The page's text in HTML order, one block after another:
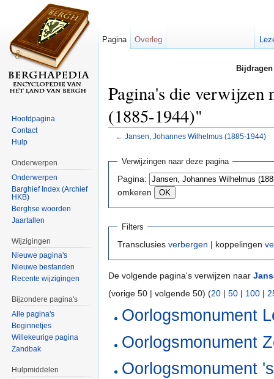
Pagina's die verwijzen
(1885-1944)"
← Jansen, Johannes Wilhelmus (1885-1944)
Verwijzingen naar deze pagina
Pagina:
omkeren
Filters
Transclusies verbergen | koppelingen
De volgende pagina's verwijzen naar
(vorige 50 | volgende 50) (20 | 50 | 100 |
Oorlogsmonument
Oorlogsmonument
Oorlogsmonument
Pagina Overleg
Hoofdpagina
Contact
Hulp
Onderwerpen
Onderwerpen
Barghief Index (Archief
HKB)
Berghse woorden
Jaartallen
Wijzigingen
Nieuwe pagina's
Nieuwe bestanden
Recente wijzigingen
Bijzondere pagina's
Alle pagina's
Beginnetjes
Willekeurige pagina
Zandbak
Hulpmiddelen